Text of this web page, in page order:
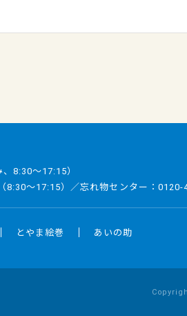
、8:30～17:15）
（8:30～17:15）／忘れ物センター： 0120-
とやま絵巻 あいの助